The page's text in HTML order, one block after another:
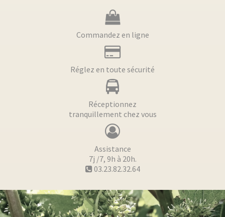
Commandez en ligne
Réglez en toute sécurité
Réceptionnez
tranquillement chez vous
Assistance
7j /7, 9h à 20h.
03.23.82.32.64